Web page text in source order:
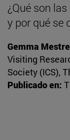
¿Qué son
y por qué se
Gemma
Visiting
Society (ICS),
Publicado en: